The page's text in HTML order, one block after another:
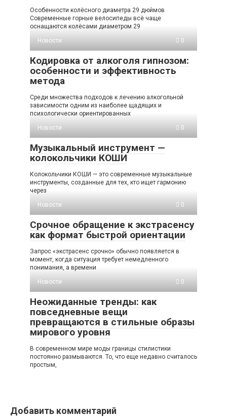
Особенности колёсного диаметра 29 дюймов
Современные горные велосипеды всё чаще
оснащаются колёсами диаметром 29
Новости
0
Кодировка от алкоголя гипнозом:
особенности и эффективность
метода
Среди множества подходов к лечению алкогольной
зависимости одним из наиболее щадящих и
психологически ориентированных
Новости
0
Музыкальный инструмент —
колокольчики КОШИ
Колокольчики КОШИ — это современные музыкальные
инструменты, созданные для тех, кто ищет гармонию
через
Новости
0
Срочное обращение к экстрасенсу
как формат быстрой ориентации
Запрос «экстрасенс срочно» обычно появляется в
момент, когда ситуация требует немедленного
понимания, а времени
Новости
0
Неожиданные тренды: как
повседневные вещи
превращаются в стильные образы
мирового уровня
В современном мире моды границы стилистики
постоянно размываются. То, что еще недавно считалось
простым,
Добавить комментарий